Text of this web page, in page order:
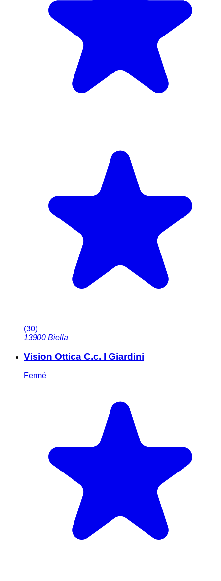
(30)
13900 Biella
Vision Ottica C.c. I Giardini
Fermé